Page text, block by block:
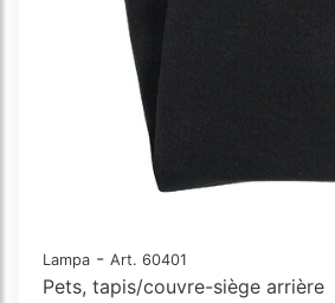
Lampa - Art. 60401
Pets, tapis/couvre-siège arrière